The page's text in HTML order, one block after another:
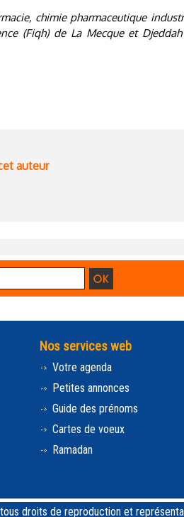
chimie pharmaceutique
(Fiqh) de La Mecque et
auteur
Nos services web
Votre agenda
Petites annonces
Guide des prénoms
Cartes de voeux
Ramadan
droits de reproduction et